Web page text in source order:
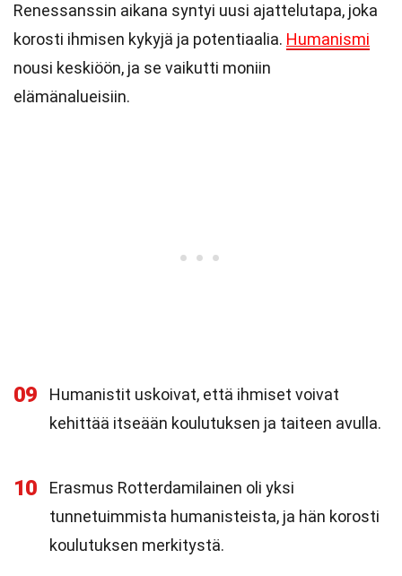
Renessanssin aikana syntyi uusi ajattelutapa, joka
korosti ihmisen kykyjä ja potentiaalia. Humanismi
nousi keskiöön, ja se vaikutti moniin
elämänalueisiin.
09
Humanistit uskoivat, että ihmiset voivat
kehittää itseään koulutuksen ja taiteen avulla.
10
Erasmus Rotterdamilainen oli yksi
tunnetuimmista humanisteista, ja hän korosti
koulutuksen merkitystä.